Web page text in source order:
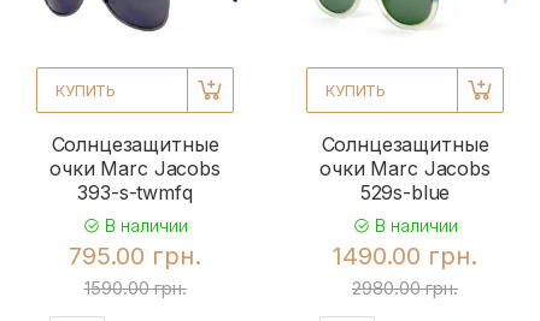
КУПИТЬ
Солнцезащитные
очки Marc Jacobs
393-s-twmfq
В наличии
795.00 грн.
1590.00 грн.
КУПИТЬ
Солнцезащитные
очки Marc Jacobs
529s-blue
В наличии
1490.00 грн.
2980.00 грн.